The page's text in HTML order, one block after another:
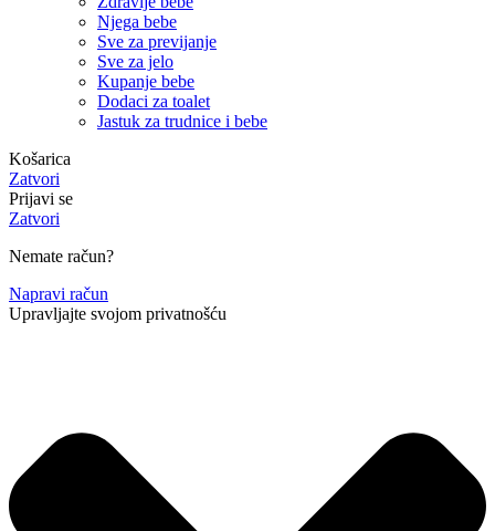
Njega bebe
Sve za previjanje
Sve za jelo
Kupanje bebe
Dodaci za toalet
Jastuk za trudnice i bebe
Košarica
Zatvori
Prijavi se
Zatvori
Nemate račun?
Napravi račun
Upravljajte svojom privatnošću